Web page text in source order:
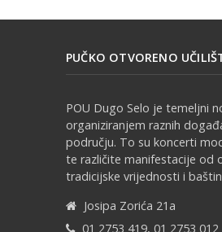
PUČKO OTVORENO
POU Dugo Selo je temeljni
organiziranjem raznih
području. To su koncerti
te različite manifestacije od
tradicijske vrijednosti i
Josipa Zorića 21a
01 2753 419, 01 2753 012